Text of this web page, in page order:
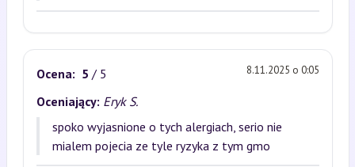
Ocena: 5 / 5 8.11.2025 o 0:05
Oceniający: Eryk S.
spoko wyjasnione o tych alergiach, serio nie
mialem pojecia ze tyle ryzyka z tym gmo